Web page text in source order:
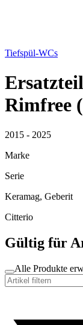
Tiefspül-WCs
Rimfree
2015 - 2025
Marke
Serie
Keramag, Geberit
Citterio
Gültig für
Alle Produkte